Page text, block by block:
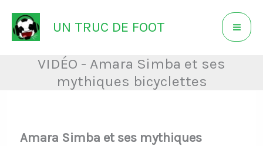
Aller
au
contenu
UN TRUC DE FOOT
VIDÉO - Amara Simba et ses
mythiques bicyclettes
Amara Simba et ses mythiques